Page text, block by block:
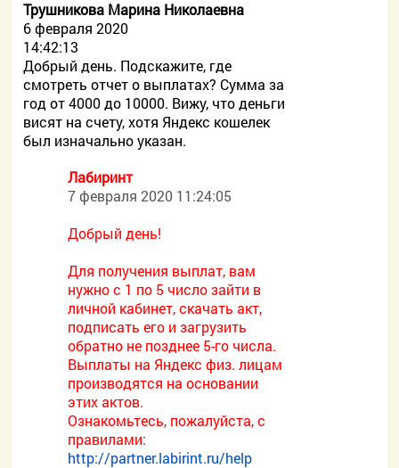
Трушникова Марина Николаевна
6 февраля 2020
14:42:13
Добрый день. Подскажите, где
смотреть отчет о выплатах? Сумма за
год от 4000 до 10000. Вижу, что деньги
висят на счету, хотя Яндекс кошелек
был изначально указан.
Лабиринт
7 февраля 2020 11:24:05
Добрый день!
Для получения выплат, вам
нужно с 1 по 5 число зайти в
личной кабинет, скачать акт,
подписать его и загрузить
обратно не позднее 5-го числа.
Выплаты на Яндекс физ. лицам
производятся на основании
этих актов.
Ознакомьтесь, пожалуйста, с
правилами:
http://partner.labirint.ru/help